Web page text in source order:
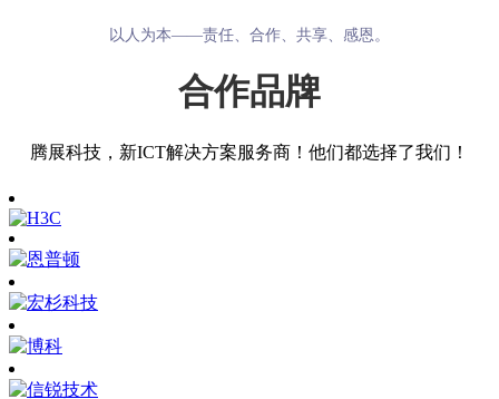
以人为本——责任、合作、共享、感恩。
合作品牌
腾展科技，新ICT解决方案服务商！他们都选择了我们！